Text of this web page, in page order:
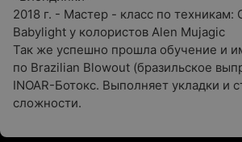
2018 г. - Мастер - класс по техникам:
Babylight у колористов Alen Mujagic
Так же успешно прошла обучение и
по Brazilian Blowout (бразильское
INOAR-Ботокс. Выполняет укладки и
сложности.